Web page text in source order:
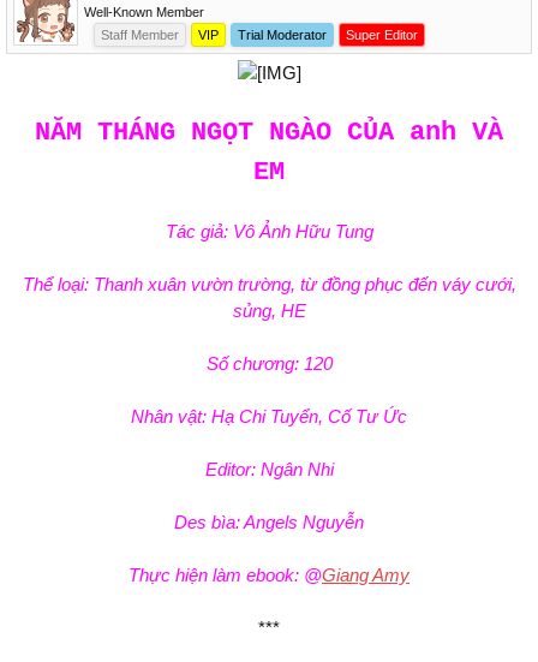
Well-Known Member
Staff Member
VIP Trial Moderator Super Editor
NĂM THÁNG NGỌT NGÀO CỦA
VÀ
EM
Tác giả: Vô Ảnh Hữu Tung
Thể loại: Thanh xuân vườn trường, từ đồng phục đến váy cưới,
sủng, HE
Số chương: 120
Nhân vật: Hạ Chi Tuyển, Cố Tư Ức
Editor: Ngân Nhi
Des bìa: Angels Nguyễn
Thực làm ebook: @Giang Amy
***